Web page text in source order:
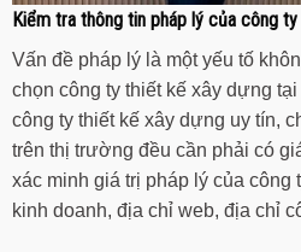
Kiểm tra thông tin pháp lý của công
Vấn đề pháp lý là một yếu tố
chọn công ty thiết kế xây dựng tại
công ty thiết kế xây dựng uy tín,
trên thị trường đều cần phải có
xác minh giá trị pháp lý của công
kinh doanh, địa chỉ web, địa chỉ